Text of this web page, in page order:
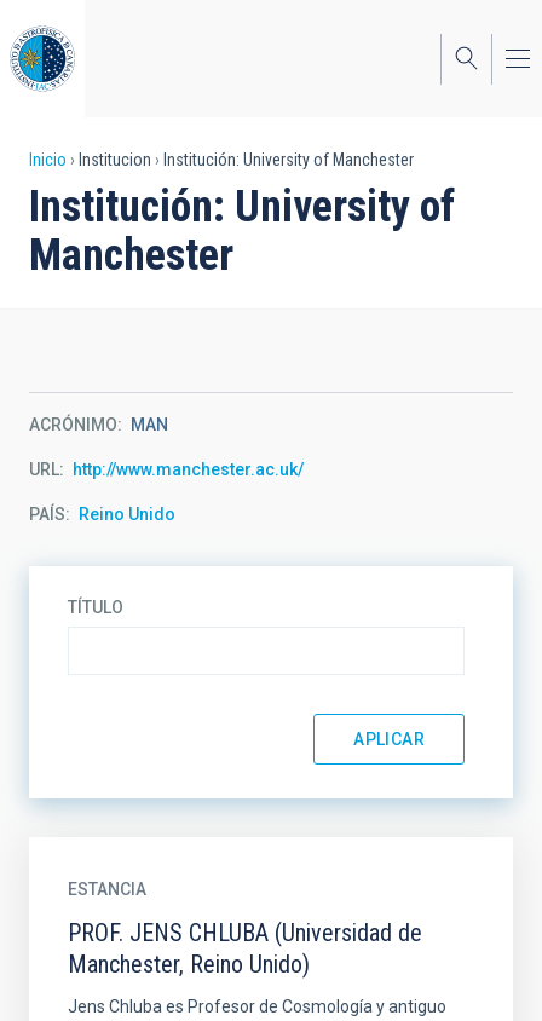
al
contenido
principal
Sobrescribir
enlaces
de
navegación
Inicio Institucion Institución: University of Manchester
Institución: University of
Manchester
ACRÓNIMO MAN
URL http://www.manchester.ac.uk/
PAÍS Reino Unido
TÍTULO
ESTANCIA
PROF. JENS CHLUBA (Universidad de
Manchester, Reino Unido)
Jens Chluba es Profesor de Cosmología y antiguo